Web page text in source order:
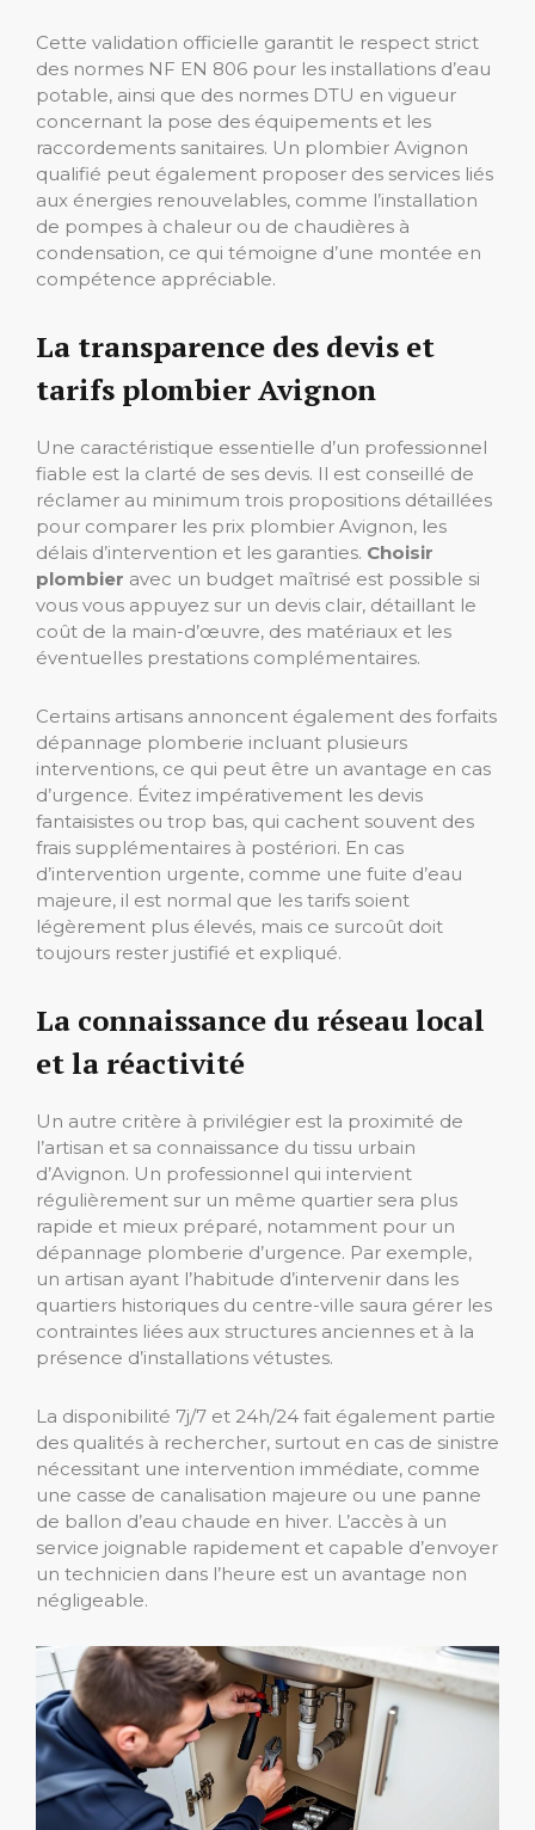
Cette validation officielle garantit le respect strict
des normes NF EN 806 pour les installations d’eau
potable, ainsi que des normes DTU en vigueur
concernant la pose des équipements et les
raccordements sanitaires. Un plombier Avignon
qualifié peut également proposer des services liés
aux énergies renouvelables, comme l’installation
de pompes à chaleur ou de chaudières à
condensation, ce qui témoigne d’une montée en
compétence appréciable.
La transparence des devis et
tarifs plombier Avignon
Une caractéristique essentielle d’un professionnel
fiable est la clarté de ses devis. Il est conseillé de
réclamer au minimum trois propositions détaillées
pour comparer les prix plombier Avignon, les
délais d’intervention et les garanties. Choisir
plombier avec un budget maîtrisé est possible si
vous vous appuyez sur un devis clair, détaillant le
coût de la main-d’œuvre, des matériaux et les
éventuelles prestations complémentaires.
Certains artisans annoncent également des forfaits
dépannage plomberie incluant plusieurs
interventions, ce qui peut être un avantage en cas
d’urgence. Évitez impérativement les devis
fantaisistes ou trop bas, qui cachent souvent des
frais supplémentaires à postériori. En cas
d’intervention urgente, comme une fuite d’eau
majeure, il est normal que les tarifs soient
légèrement plus élevés, mais ce surcoût doit
toujours rester justifié et expliqué.
La connaissance du réseau local
et la réactivité
Un autre critère à privilégier est la proximité de
l’artisan et sa connaissance du tissu urbain
d’Avignon. Un professionnel qui intervient
régulièrement sur un même quartier sera plus
rapide et mieux préparé, notamment pour un
dépannage plomberie d’urgence. Par exemple,
un artisan ayant l’habitude d’intervenir dans les
quartiers historiques du centre-ville saura gérer les
contraintes liées aux structures anciennes et à la
présence d’installations vétustes.
La disponibilité 7j/7 et 24h/24 fait également partie
des qualités à rechercher, surtout en cas de sinistre
nécessitant une intervention immédiate, comme
une casse de canalisation majeure ou une panne
de ballon d’eau chaude en hiver. L’accès à un
service joignable rapidement et capable d’envoyer
un technicien dans l’heure est un avantage non
négligeable.